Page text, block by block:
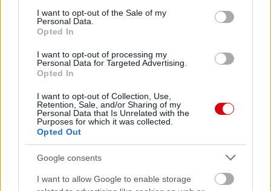
consent section.
I want to opt-out of the Sale of my
Personal Data.
Opted In
I want to opt-out of processing my
Personal Data for Targeted Advertising.
Opted In
I want to opt-out of Collection, Use,
Retention, Sale, and/or Sharing of my
Personal Data that Is Unrelated with the
Purposes for which it was collected.
Opted Out
Google consents
I want to allow Google to enable storage
Manchester United
Nya Ullevi, Göteborg
2026-08-08 17:00
1 nap 21 óra 8 perc 7 másodperc
Leeds UnitedvsManchester United2026-08-12 20:30
ELŐZŐ MÉRKŐZÉSEK